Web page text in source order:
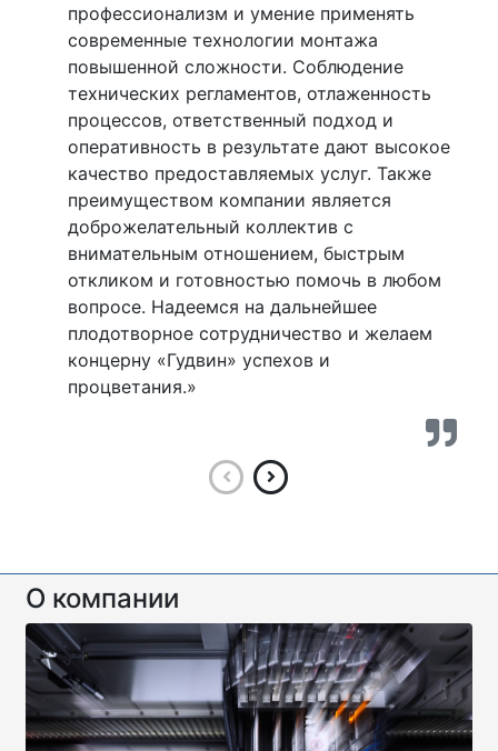
профессионализм и умение применять
современные технологии монтажа
повышенной сложности. Соблюдение
технических регламентов, отлаженность
процессов, ответственный подход и
оперативность в результате дают высокое
качество предоставляемых услуг. Также
преимуществом компании является
доброжелательный коллектив с
внимательным отношением, быстрым
откликом и готовностью помочь в любом
вопросе. Надеемся на дальнейшее
плодотворное сотрудничество и желаем
концерну «Гудвин» успехов и
процветания.»
О компании